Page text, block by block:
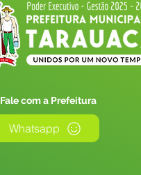
Fale com a Prefeitura
Whatsapp